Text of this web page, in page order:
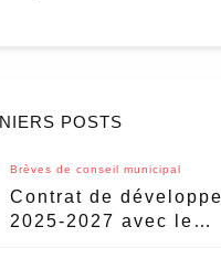
POSTS
Brèves de conseil municipal
Contrat de
2025-2027 avec le